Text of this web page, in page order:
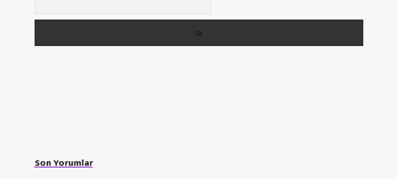
Son Yorumlar